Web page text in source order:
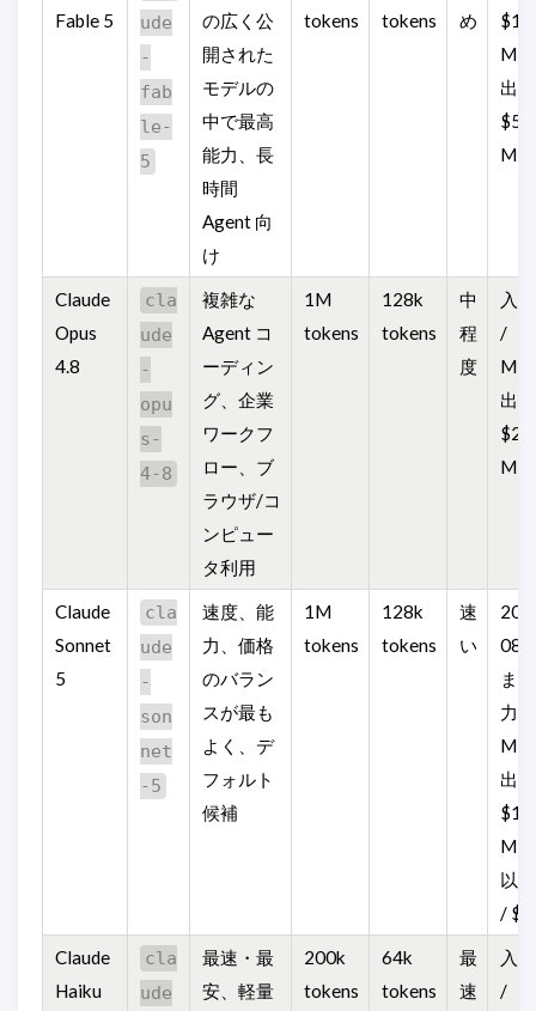
Fable 5
ude
-
fab
le-
5
の広く公
開された
モデルの
中で最高
能力、長
時間
Agent 向
け
tokens
tokens
め
出力
Claude
Opus
4.8
cla
ude
-
opu
s-
4-8
複雑な
Agent コ
ーディン
グ、企業
ワークフ
ロー、ブ
ラウザ/コ
ンピュー
タ利用
1M
tokens
128k
tokens
中
程
度
入
/
出力
Claude
Sonnet
5
cla
ude
-
son
net
-5
速度、能
力、価格
のバラン
スが最も
よく、デ
フォルト
候補
1M
tokens
128k
tokens
速
い
08-
ま
力
出力
以
/
Claude
Haiku
cla
ude
最速・最
安、軽量
200k
tokens
64k
tokens
最
速
入
/